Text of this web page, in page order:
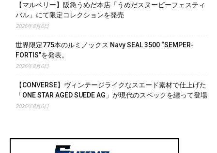
【マルベリー】阪急うめだ本店「うめだスヌーピーフェスティ
バル」にて限定コレクションを発売
2026年8月6日
世界限定775本のルミノックス Navy SEAL 3500 “SEMPER-
FORTIS”を発表。
2026年8月6日
【CONVERSE】ヴィンテージライクなスエード素材で仕上げた
「ONE STAR AGED SUEDE AG」が現代のスペックを纏って登場
2026年8月6日